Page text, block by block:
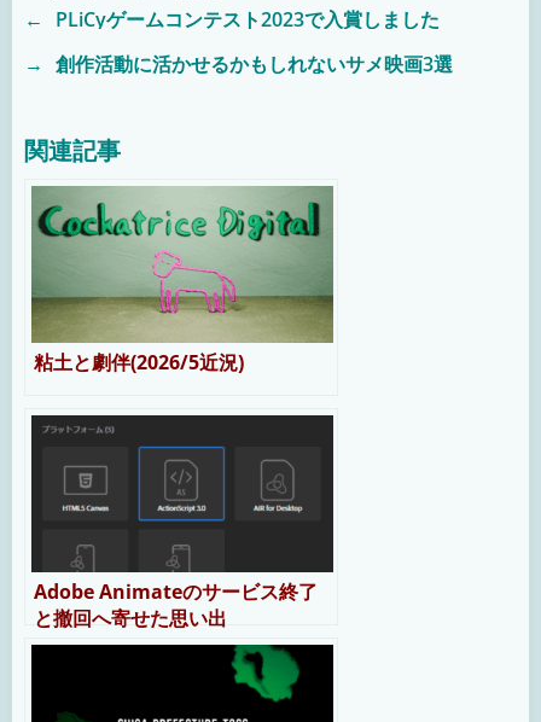
Post
← PLiCyゲームコンテスト2023で入賞しました
Post
navigation
→ 創作活動に活かせるかもしれないサメ映画3選
関連記事
粘土と劇伴(2026/5近況)
Adobe Animateのサービス終了
と撤回へ寄せた思い出